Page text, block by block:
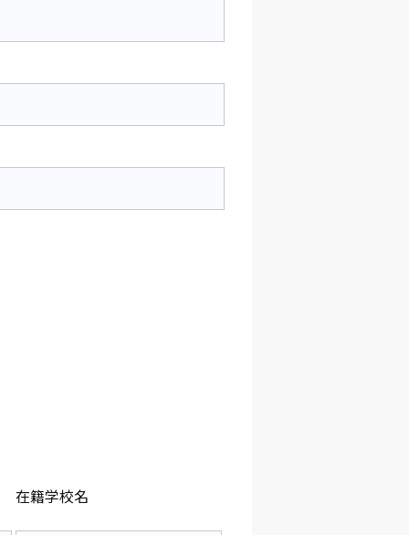
在籍学校名